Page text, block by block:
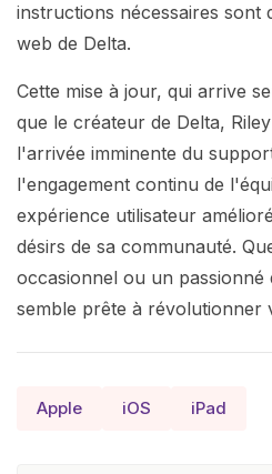
instructions nécessaires sont
web de Delta.
Cette mise à jour, qui arrive
que le créateur de Delta,
l'arrivée imminente du
l'engagement continu de
expérience utilisateur
désirs de sa communauté.
occasionnel ou un passionné
semble prête à révolutionner
Apple iOS iPad